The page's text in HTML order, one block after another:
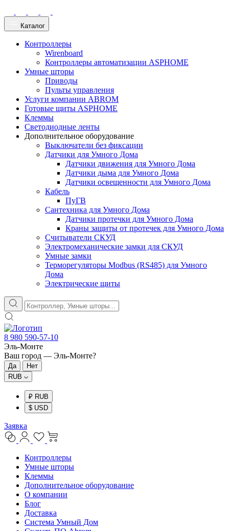
Каталог
Контроллеры
Wirenboard
Контроллеры автоматизации ASPHOME
Умные шторы
Приводы
Пульты управления
Услуги компании ABROM
Готовые щиты ASPHOME
Клеммы
Светодиодные ленты
Дополнительное оборудование
Выключатели без фиксации
Датчики для Умного Дома
Датчики движения для Умного Дома
Датчики дыма для Умного Дома
Датчики освещенности для Умного Дома
Кабель
ПуГВ
Сантехника для Умного Дома
Датчики протечки для Умного Дома
Краны защиты от протечек для Умного Дома
Считыватели СКУД
Электромеханические замки для СКУД
Умные замки
Терморегуляторы Modbus (RS485) для Умного
Дома
Электрические щиты
8 980 590-57-10
Эль-Монте
Ваш город — Эль-Монте?
RUB
₽ RUB
$ USD
Заявка
Контроллеры
Умные шторы
Клеммы
Дополнительное оборудование
О компании
Блог
Доставка
Система Умный Дом